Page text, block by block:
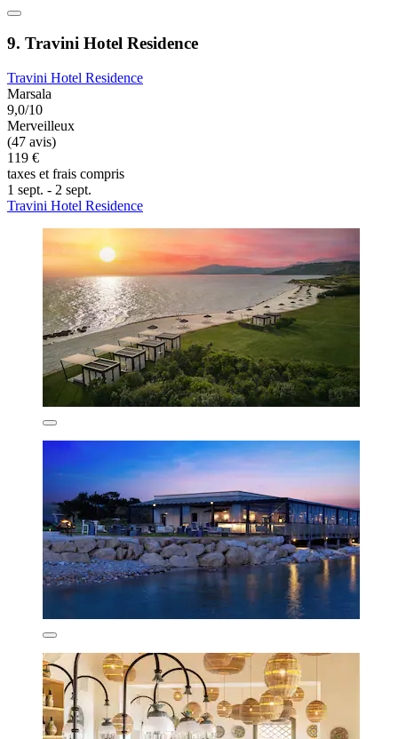
9. Travini Hotel Residence
Travini Hotel Residence
Marsala
9,0/10
Merveilleux
(47 avis)
119 €
taxes et frais compris
1 sept. - 2 sept.
Travini Hotel Residence